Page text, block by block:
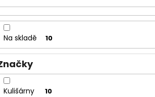
Na skladě 10
Kulišárny 10